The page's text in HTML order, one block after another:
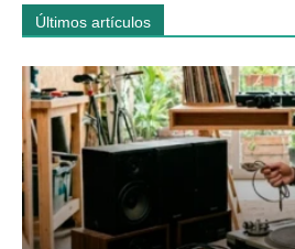
Últimos artículos